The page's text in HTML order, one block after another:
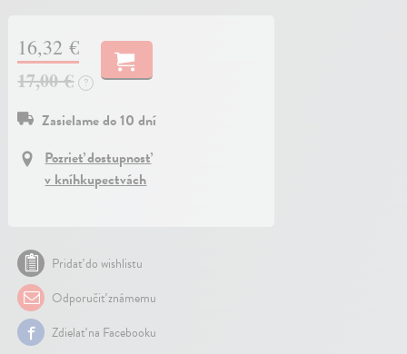
16,32 €
17,00 €
?
Zasielame do 10 dní
Pozrieť dostupnosť
v kníhkupectvách
Pridať do wishlistu
Odporučiť známemu
Zdielať na Facebooku